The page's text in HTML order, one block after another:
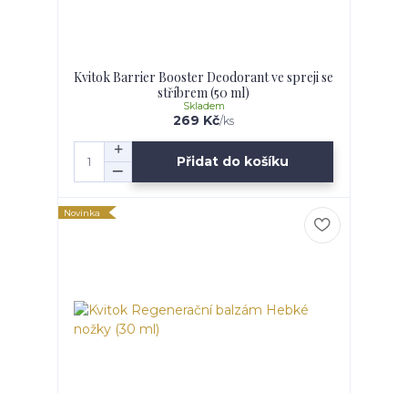
Kvitok Barrier Booster Deodorant ve spreji se
stříbrem (50 ml)
269 Kč/ks
Skladem
Přidat do košíku
Novinka